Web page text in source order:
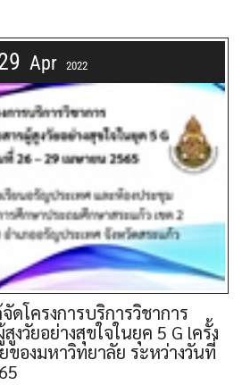
Apr 2022
โครงการบริการวิชาการ
วัยอย่างสุขใจในยุค 5 G lครั้ง
องมหาวิทยาลัย ระหว่างวันที่